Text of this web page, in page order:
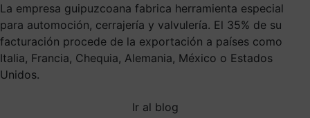
La empresa guipuzcoana fabrica herramienta especial
para automoción, cerrajería y valvulería. El 35% de su
facturación procede de la exportación a países como
Italia, Francia, Chequia, Alemania, México o Estados
Unidos.
Ir al blog